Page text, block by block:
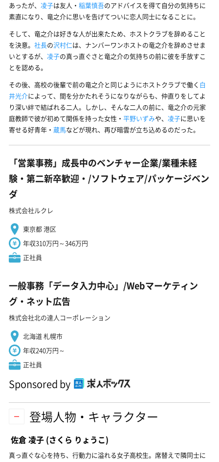
あったが、 凌子は友人・ 稲葉慎吾のアドバイスを得て自分の気持ちに
素直になり、竜之介に思いを告げてついに恋人同士になることに。
そして、竜之介は好きな人が出来たため、ホストクラブを辞めること
を決意。 社長の沢村仁は、ナンバーワンホストの竜之介を辞めさせま
いとするが、 凌子の真っ直ぐさと竜之介の気持ちの前に彼を手放すこ
とを認める。
その後、高校の後輩で前の竜之介と同じようにホストクラブで働く 白
井光介によって、間を分かたれそうになりながらも、仲直りをしてよ
り深い絆で結ばれる二人。しかし、そんな二人の前に、竜之介の元家
庭教師で彼が初めて関係を持った女性・ 平野いずみや、 凌子に思いを
寄せる好青年・ 蔵馬などが現れ、再び暗雲が立ち込めるのだった。
「営業事務」成長中のベンチャー企業/業種未経
験・第二新卒歓迎・/ソフトウェア/パッケージベン
ダ
株式会社ルクレ
東京都 港区
年収310万円～346万円
正社員
一般事務「データ入力中心」/Webマーケティン
グ・ネット広告
株式会社北の達人コーポレーション
北海道 札幌市
年収240万円～
正社員
Sponsored by
登場人物・キャラクター
佐倉 凌子 (さくら りょうこ)
真っ直ぐな心を持ち、行動力に溢れる女子高校生。席替えで隣同士に